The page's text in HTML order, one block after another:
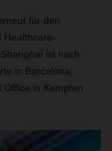
für den
Healthcare-
ist nach
in Barcelona,
in Kempten